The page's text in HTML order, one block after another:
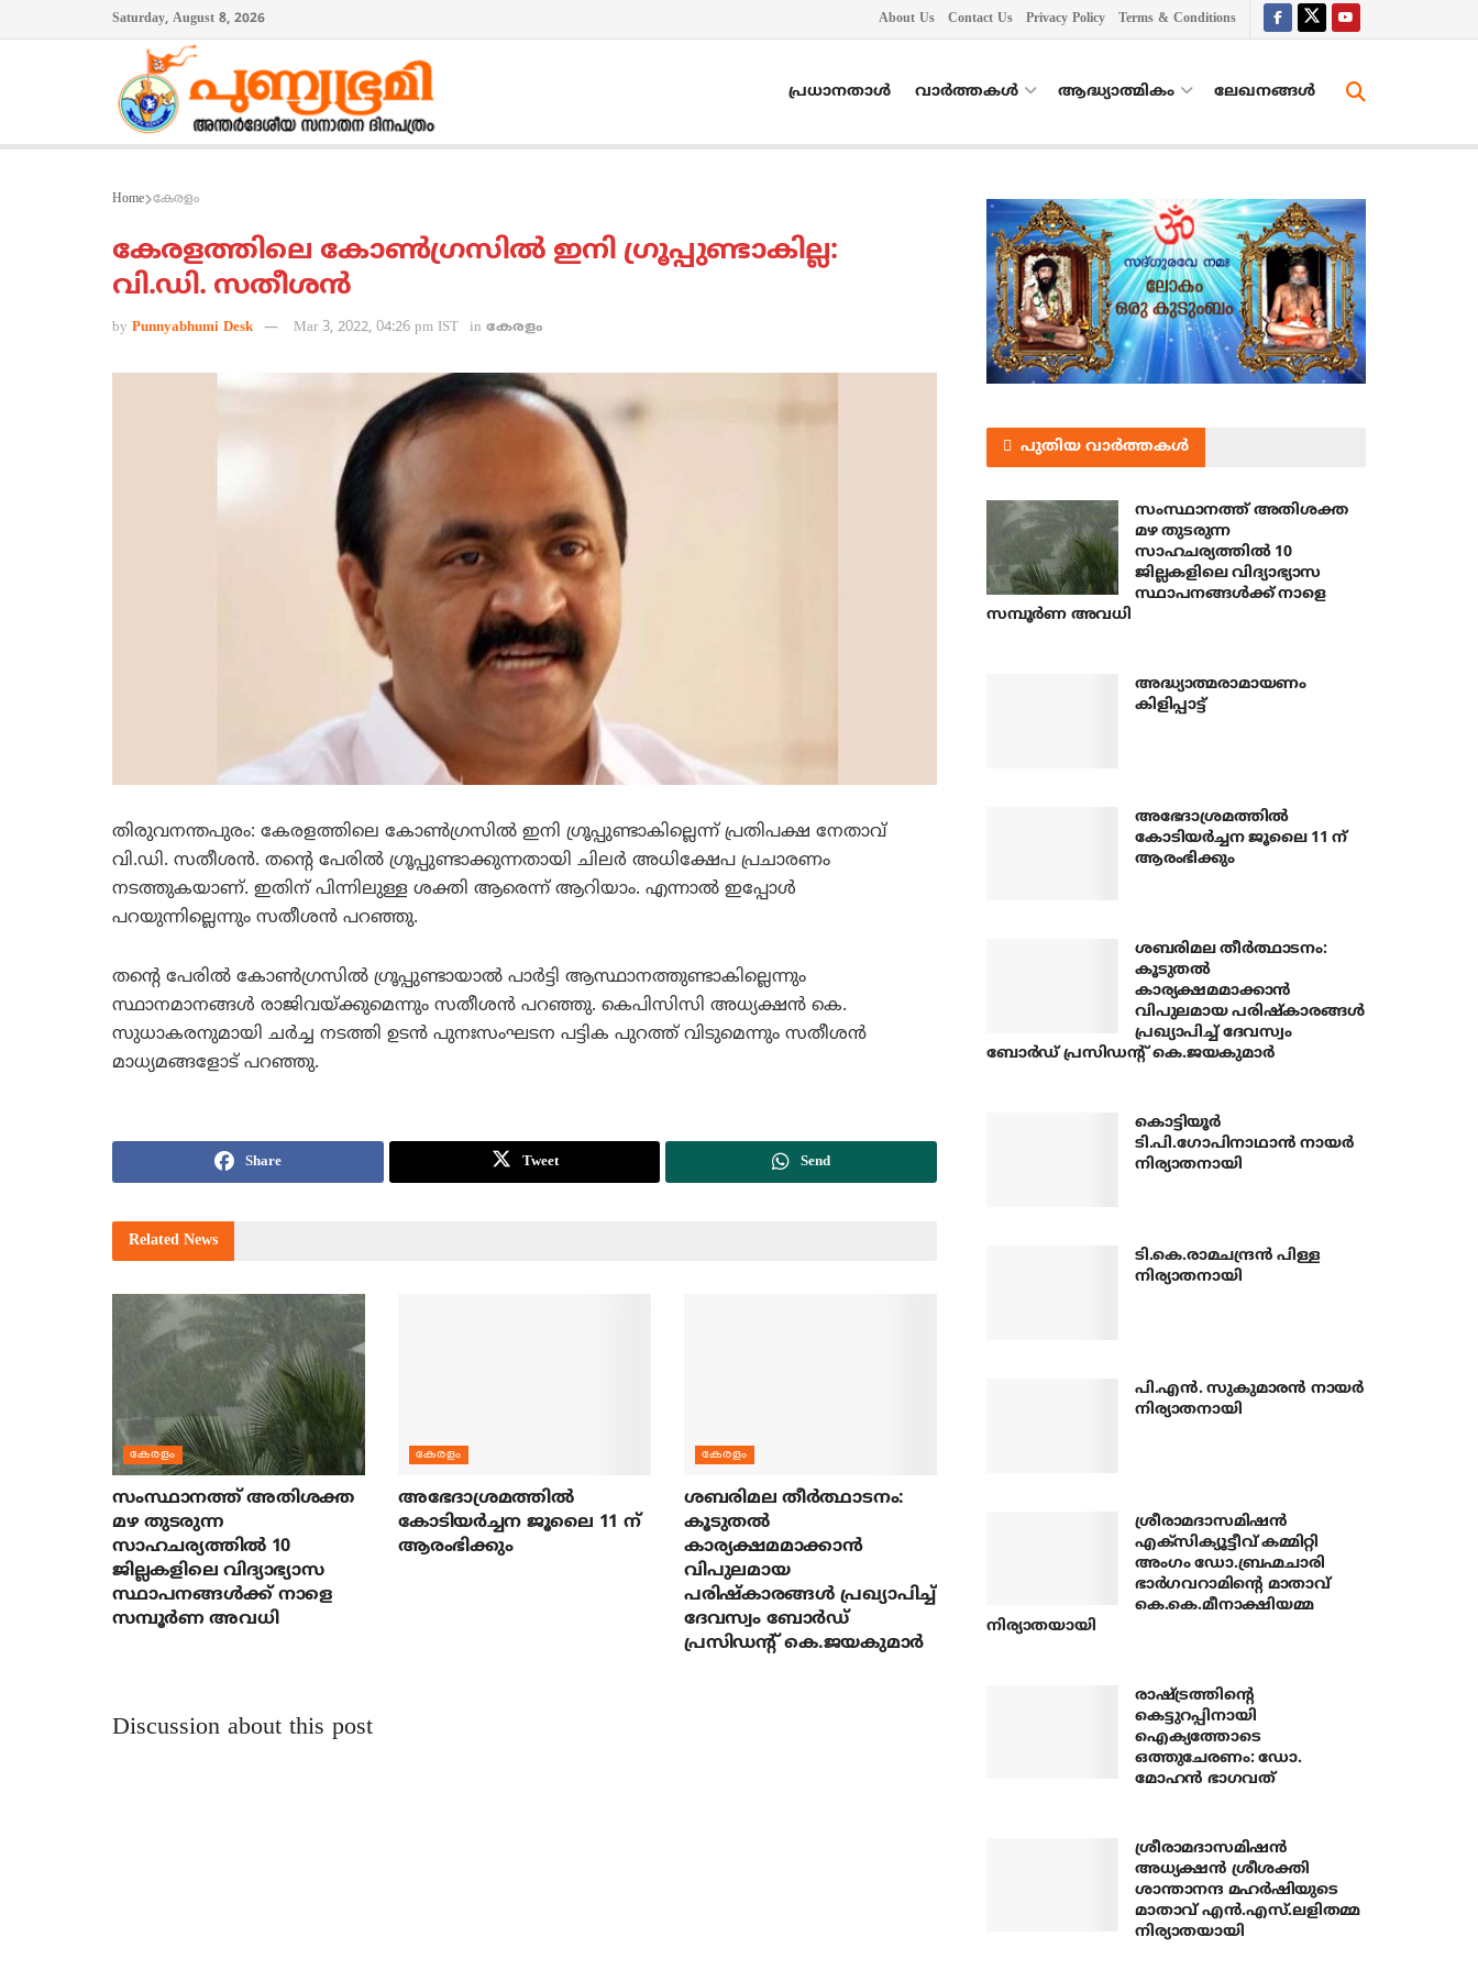
Saturday, August 8, 2026 About Us Contact Us Privacy Policy Terms & Conditions
പ്രധാനതാൾ വാർത്തകൾ ആദ്ധ്യാത്മികം ലേഖനങ്ങള്‍
Home കേരളം
കേരളത്തിലെ കോണ്‍ഗ്രസില്‍ ഇനി ഗ്രൂപ്പുണ്ടാകില്ല:
വി.ഡി. സതീശന്‍
by Punnyabhumi Desk Mar 3, 2022, 04:26 pm IST in കേരളം
തിരുവനന്തപുരം: കേരളത്തിലെ കോണ്‍ഗ്രസില്‍ ഇനി ഗ്രൂപ്പുണ്ടാകില്ലെന്ന് പ്രതിപക്ഷ നേതാവ്
വി.ഡി. സതീശന്‍. തന്റെ പേരില്‍ ഗ്രൂപ്പുണ്ടാക്കുന്നതായി ചിലര്‍ അധിക്ഷേപ പ്രചാരണം
നടത്തുകയാണ്. ഇതിന് പിന്നിലുള്ള ശക്തി ആരെന്ന് ആറിയാം. എന്നാല്‍ ഇപ്പോള്‍
പറയുന്നില്ലെന്നും സതീശന്‍ പറഞ്ഞു.
തന്റെ പേരില്‍ കോണ്‍ഗ്രസില്‍ ഗ്രൂപ്പുണ്ടായാല്‍ പാര്‍ട്ടി ആസ്ഥാനത്തുണ്ടാകില്ലെന്നും
സ്ഥാനമാനങ്ങള്‍ രാജിവയ്ക്കുമെന്നും സതീശന്‍ പറഞ്ഞു. കെപിസിസി അധ്യക്ഷന്‍ കെ.
സുധാകരനുമായി ചര്‍ച്ച നടത്തി ഉടന്‍ പുനഃസംഘടന പട്ടിക പുറത്ത് വിടുമെന്നും സതീശന്‍
മാധ്യമങ്ങളോട് പറഞ്ഞു.
Share Tweet Send
Related News
കേരളം
സംസ്ഥാനത്ത് അതിശക്ത
മഴ തുടരുന്ന
സാഹചര്യത്തിൽ 10
ജില്ലകളിലെ വിദ്യാഭ്യാസ
സ്ഥാപനങ്ങൾക്ക് നാളെ
സമ്പൂർണ അവധി
കേരളം
അഭേദാശ്രമത്തില്‍
കോടിയര്‍ച്ചന ജൂലൈ 11 ന്
ആരംഭിക്കും
കേരളം
ശബരിമല തീര്‍ത്ഥാടനം:
കൂടുതല്‍
കാര്യക്ഷമമാക്കാന്‍
വിപുലമായ
പരിഷ്‌കാരങ്ങള്‍ പ്രഖ്യാപിച്ച്
ദേവസ്വം ബോര്‍ഡ്
പ്രസിഡന്റ് കെ.ജയകുമാര്‍
Discussion about this post
പുതിയ വാർത്തകൾ
സംസ്ഥാനത്ത് അതിശക്ത
മഴ തുടരുന്ന
സാഹചര്യത്തിൽ 10
ജില്ലകളിലെ വിദ്യാഭ്യാസ
സ്ഥാപനങ്ങൾക്ക് നാളെ
സമ്പൂർണ അവധി
അദ്ധ്യാത്മരാമായണം
കിളിപ്പാട്ട്
അഭേദാശ്രമത്തില്‍
കോടിയര്‍ച്ചന ജൂലൈ 11 ന്
ആരംഭിക്കും
ശബരിമല തീര്‍ത്ഥാടനം:
കൂടുതല്‍
കാര്യക്ഷമമാക്കാന്‍
വിപുലമായ പരിഷ്‌കാരങ്ങള്‍
പ്രഖ്യാപിച്ച് ദേവസ്വം
ബോര്‍ഡ് പ്രസിഡന്റ് കെ.ജയകുമാര്‍
കൊട്ടിയൂര്‍
ടി.പി.ഗോപിനാഥാന്‍ നായര്‍
നിര്യാതനായി
ടി.കെ.രാമചന്ദ്രന്‍ പിള്ള
നിര്യാതനായി
പി.എന്‍. സുകുമാരന്‍ നായര്‍
നിര്യാതനായി
ശ്രീരാമദാസമിഷന്‍
എക്‌സിക്യൂട്ടീവ് കമ്മിറ്റി
അംഗം ഡോ.ബ്രഹ്മചാരി
ഭാര്‍ഗവറാമിന്റെ മാതാവ്
കെ.കെ.മീനാക്ഷിയമ്മ
നിര്യാതയായി
രാഷ്ട്രത്തിന്റെ
കെട്ടുറപ്പിനായി
ഐക്യത്തോടെ
ഒത്തുചേരണം: ഡോ.
മോഹന്‍ ഭാഗവത്
ശ്രീരാമദാസമിഷന്‍
അധ്യക്ഷന്‍ ശ്രീശക്തി
ശാന്താനന്ദ മഹര്‍ഷിയുടെ
മാതാവ് എന്‍.എസ്.ലളിതമ്മ
നിര്യാതയായി